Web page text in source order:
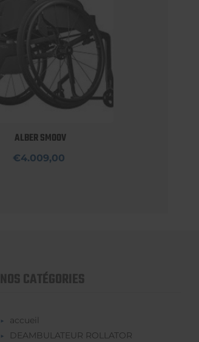
ALBER SMOOV
€4.009,00
NOS CATÉGORIES
accueil
DEAMBULATEUR ROLLATOR